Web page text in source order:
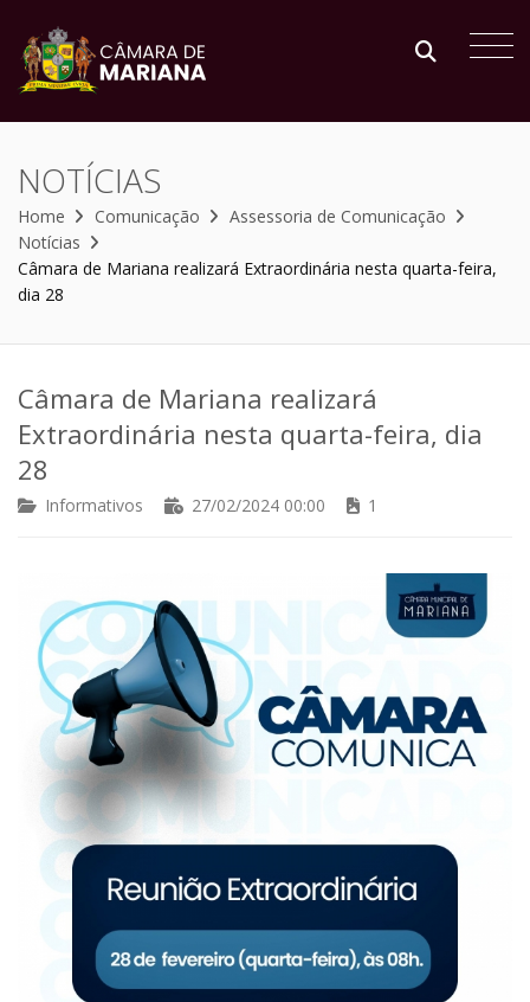
NOTÍCIAS
Home Comunicação
Assessoria de Comunicação
Notícias
Câmara de Mariana realizará Extraordinária nesta quarta-feira,
dia 28
Câmara de Mariana realizará
Extraordinária nesta quarta-feira, dia
28
Informativos 27/02/2024 00:00 1